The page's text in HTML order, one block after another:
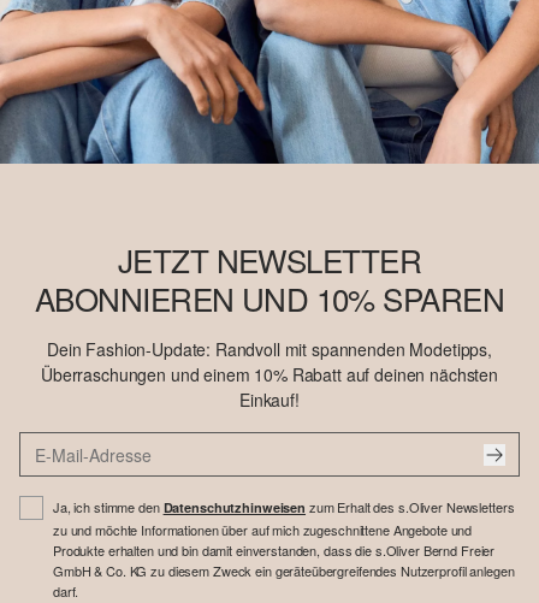
JETZT NEWSLETTER
ABONNIEREN UND 10% SPAREN
Dein Fashion-Update: Randvoll mit spannenden Modetipps,
Überraschungen und einem 10% Rabatt auf deinen nächsten
Einkauf!
Ja, ich stimme den Datenschutzhinweisen zum Erhalt des s.Oliver Newsletters
zu und möchte Informationen über auf mich zugeschnittene Angebote und
Produkte erhalten und bin damit einverstanden, dass die s.Oliver Bernd Freier
GmbH & Co. KG zu diesem Zweck ein geräteübergreifendes Nutzerprofil anlegen
darf.